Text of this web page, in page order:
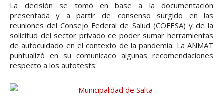
La decisión se tomó en base a la documentación
presentada y a partir del consenso surgido en las
reuniones del Consejo Federal de Salud (COFESA) y de la
solicitud del sector privado de poder sumar herramientas
de autocuidado en el contexto de la pandemia. La ANMAT
puntualizó en su comunicado algunas recomendaciones
respecto a los autotests: